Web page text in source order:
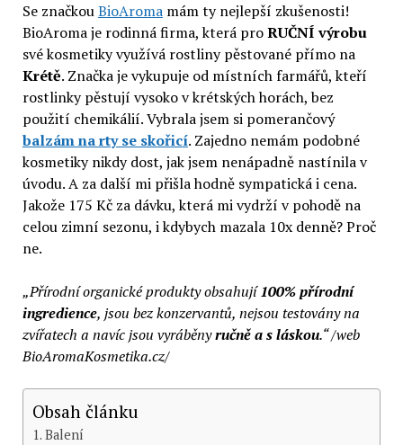
Se značkouBioAromamám ty nejlepší zkušenosti!
BioAroma je rodinná firma, která proRUČNÍ výrobu
své kosmetiky využívá rostliny pěstované přímo na
Krétě. Značka je vykupuje od místních farmářů, kteří
rostlinky pěstují vysoko v krétských horách, bez
použití chemikálií. Vybrala jsem si pomerančový
balzám na rty se skořicí. Zajedno nemám podobné
kosmetiky nikdy dost, jak jsem nenápadně nastínila v
úvodu. A za další mi přišla hodně sympatická i cena.
Jakože 175 Kč za dávku, která mi vydrží v pohodě na
celou zimní sezonu, i kdybych mazala 10x denně? Proč
ne.
„Přírodní organické produkty obsahují100% přírodní
ingredience, jsou bez konzervantů, nejsou testovány na
zvířatech a navíc jsou vyráběnyručně a s láskou.“ /web
BioAromaKosmetika.cz/
Obsah článku
Balení